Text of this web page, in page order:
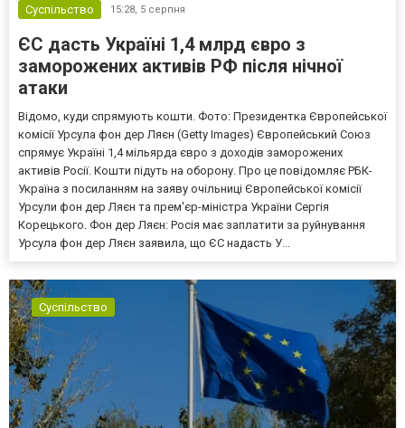
Суспільство 15:28, 5 серпня
ЄС дасть Україні 1,4 млрд євро з
заморожених активів РФ після нічної
атаки
Відомо, куди спрямують кошти. Фото: Президентка Європейської
комісії Урсула фон дер Ляєн (Getty Images) Європейський Союз
спрямує Україні 1,4 мільярда євро з доходів заморожених
активів Росії. Кошти підуть на оборону. Про це повідомляє РБК-
Україна з посиланням на заяву очільниці Європейської комісії
Урсули фон дер Ляєн та прем'єр-міністра України Сергія
Корецького. Фон дер Ляєн: Росія має заплатити за руйнування
Урсула фон дер Ляєн заявила, що ЄС надасть У...
Суспільство